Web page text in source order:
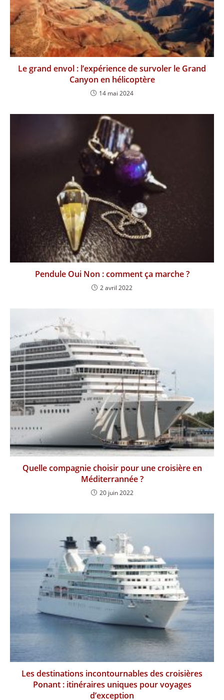
Le grand envol : l’expérience de survoler le Grand
Canyon en hélicoptère
14 mai 2024
Pendule Oui Non : comment ça marche ?
2 avril 2022
Quelle compagnie choisir pour une croisière en
Méditerrannée ?
20 juin 2022
Les destinations incontournables des croisières
Ponant : itinéraires uniques pour voyages
d’exception